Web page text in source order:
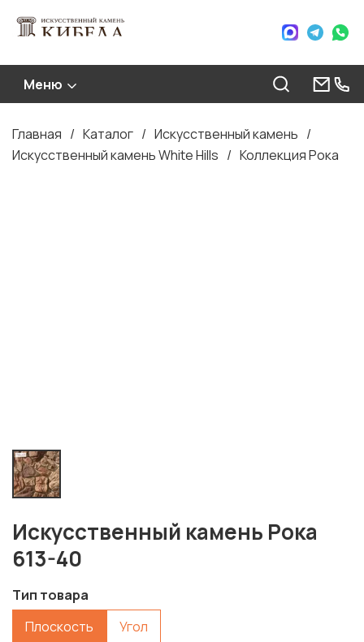
Меню
Строка
навигации
Главная Каталог
Искусственный камень
Искусственный камень White Hills
Коллекция Рока
Искусственный камень Рока
613-40
Тип товара
Плоскость
Угол